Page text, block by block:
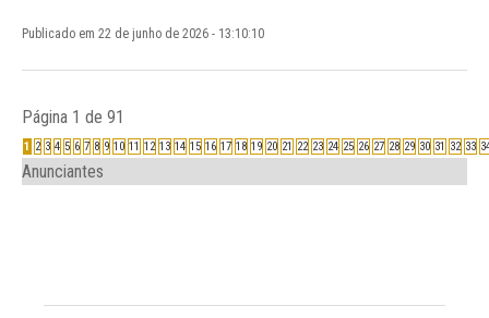
Publicado em 22 de junho de 2026 - 13:10:10
Página 1 de 91
1 2 3 4 5 6 7 8 9 10 11 12 13 14 15 16 17 18 19 20 21 22 23 24 25 26 27 28 29 30 31 32 33
Anunciantes